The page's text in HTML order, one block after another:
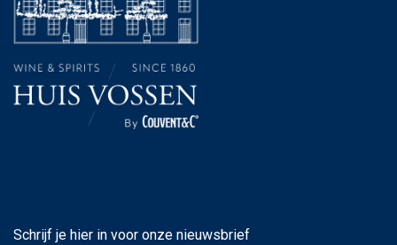
Schrijf je hier in voor onze nieuwsbrief